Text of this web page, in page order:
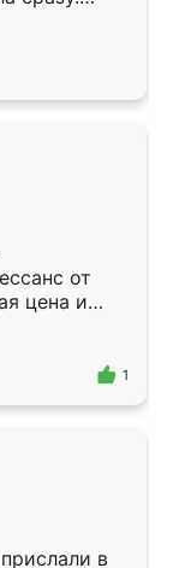
к
Собрали
даже
от
цена и
1
в